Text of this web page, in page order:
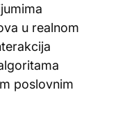
u realnom
poslovnim